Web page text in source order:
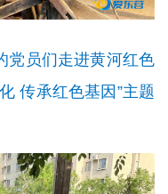
党员们走进黄河红色
传承红色基因”主题